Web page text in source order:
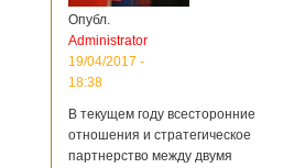
Опубл.
Administrator
19/04/2017 -
18:38
В текущем году всесторонние
отношения и стратегическое
партнерство между двумя